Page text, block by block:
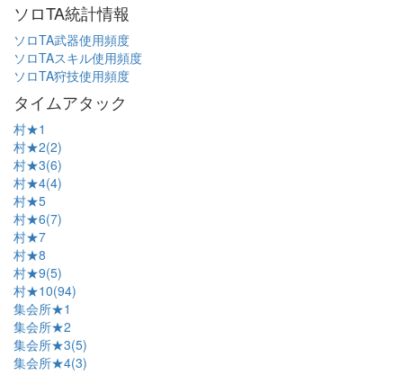
ソロTA統計情報
ソロTA武器使用頻度
ソロTAスキル使用頻度
ソロTA狩技使用頻度
タイムアタック
村★1
村★2(2)
村★3(6)
村★4(4)
村★5
村★6(7)
村★7
村★8
村★9(5)
村★10(94)
集会所★1
集会所★2
集会所★3(5)
集会所★4(3)